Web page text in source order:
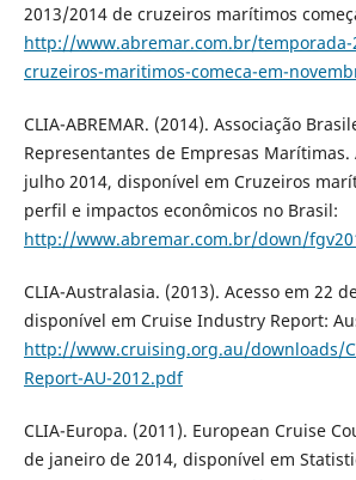
2013/2014 de cruzeiros marítimos
http://www.abremar.com.br/temporada-
cruzeiros-maritimos-comeca-em-
CLIA-ABREMAR. (2014). Associação
Representantes de Empresas Marítimas.
julho 2014, disponível em Cruzeiros
perfil e impactos econômicos no Brasil:
http://www.abremar.com.br/down/
CLIA-Australasia. (2013). Acesso em 22
disponível em Cruise Industry Report:
http://www.cruising.org.au/downloads/
Report-AU-2012.pdf
CLIA-Europa. (2011). European Cruise
de janeiro de 2014, disponível em